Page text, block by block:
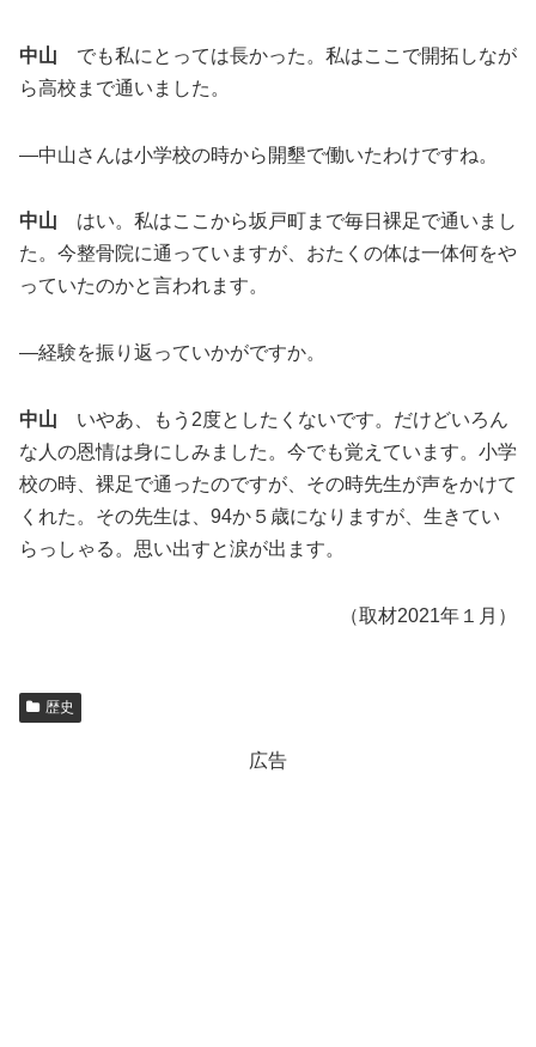
中山 でも私にとっては長かった。私はここで開拓しなが
ら高校まで通いました。
―中山さんは小学校の時から開墾で働いたわけですね。
中山 はい。私はここから坂戸町まで毎日裸足で通いまし
た。今整骨院に通っていますが、おたくの体は一体何をや
っていたのかと言われます。
―経験を振り返っていかがですか。
中山 いやあ、もう2度としたくないです。だけどいろん
な人の恩情は身にしみました。今でも覚えています。小学
校の時、裸足で通ったのですが、その時先生が声をかけて
くれた。その先生は、94か５歳になりますが、生きてい
らっしゃる。思い出すと涙が出ます。
（取材2021年１月）
歴史
広告